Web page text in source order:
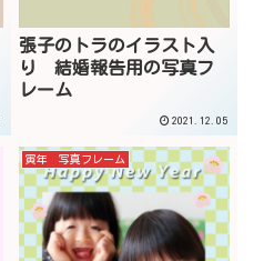
張子のトラのイラスト入
り 結婚報告用の写真フ
レーム
2021.12.05
寅年 写真フレーム